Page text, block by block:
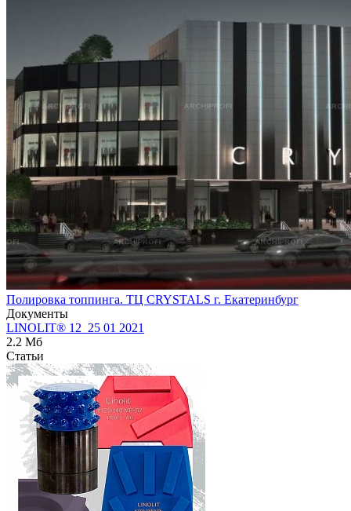
Полировка топпинга. ТЦ CRYSTALS г. Екатеринбург
Документы
LINOLIT® 12_25 01 2021
2.2 Мб
Статьи